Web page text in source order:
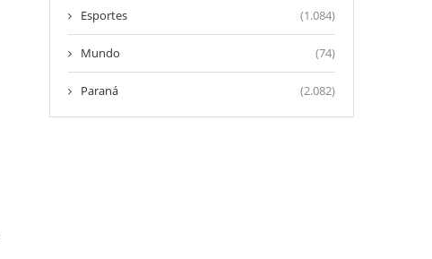
Esportes (1.084)
Mundo (74)
Paraná (2.082)